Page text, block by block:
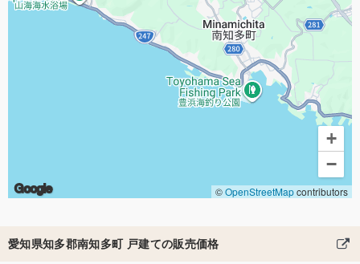
Google
+
−
©OpenStreetMapcontributors
愛知県知多郡南知多町 戸建ての販売価格